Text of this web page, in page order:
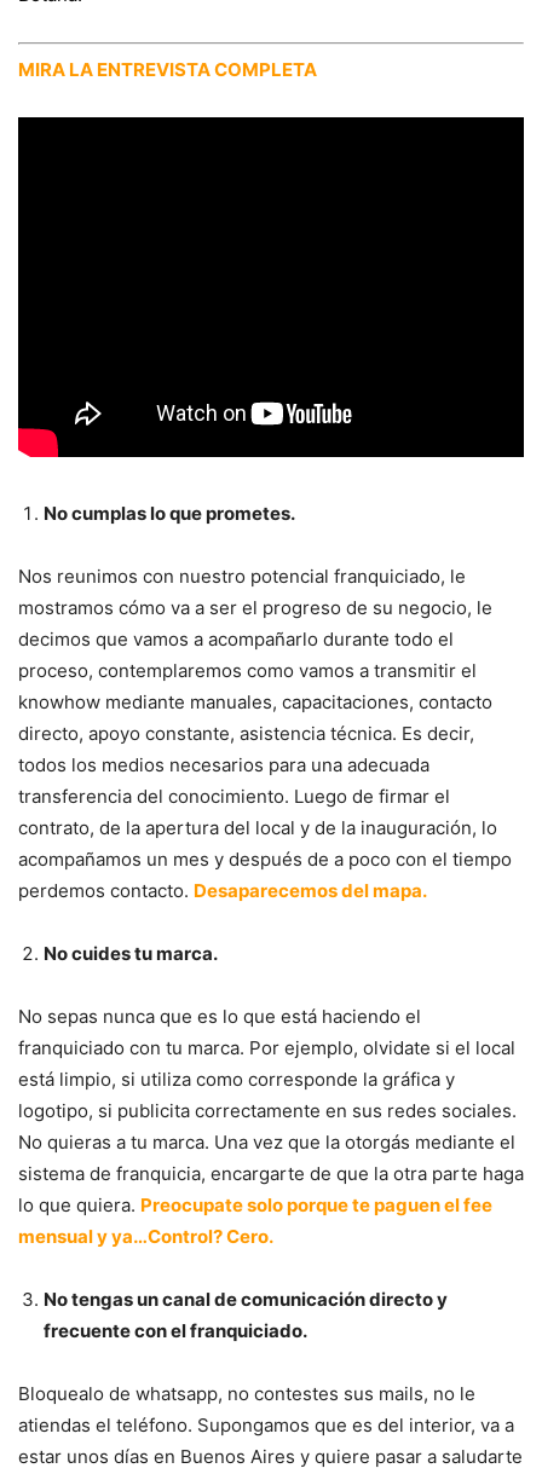
MIRA LA ENTREVISTA COMPLETA
No cumplas lo que prometes.
Nos reunimos con nuestro potencial franquiciado, le
mostramos cómo va a ser el progreso de su negocio, le
decimos que vamos a acompañarlo durante todo el
proceso, contemplaremos como vamos a transmitir el
knowhow mediante manuales, capacitaciones, contacto
directo, apoyo constante, asistencia técnica. Es decir,
todos los medios necesarios para una adecuada
transferencia del conocimiento. Luego de firmar el
contrato, de la apertura del local y de la inauguración, lo
acompañamos un mes y después de a poco con el tiempo
perdemos contacto. Desaparecemos del mapa.
No cuides tu marca.
No sepas nunca que es lo que está haciendo el
franquiciado con tu marca. Por ejemplo, olvidate si el local
está limpio, si utiliza como corresponde la gráfica y
logotipo, si publicita correctamente en sus redes sociales.
No quieras a tu marca. Una vez que la otorgás mediante el
sistema de franquicia, encargarte de que la otra parte haga
lo que quiera. Preocupate solo porque te paguen el fee
mensual y ya…Control? Cero.
No tengas un canal de comunicación directo y
frecuente con el franquiciado.
Bloquealo de whatsapp, no contestes sus mails, no le
atiendas el teléfono. Supongamos que es del interior, va a
estar unos días en Buenos Aires y quiere pasar a saludarte